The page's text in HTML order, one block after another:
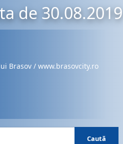
de 30.08.2019
Brasov / www.brasovcity.ro
Caută